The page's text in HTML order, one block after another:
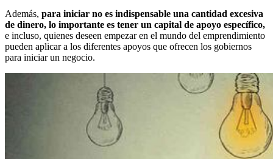
Además, para iniciar no es indispensable una cantidad excesiva
de dinero, lo importante es tener un capital de apoyo específico,
e incluso, quienes deseen empezar en el mundo del emprendimiento
pueden aplicar a los diferentes apoyos que ofrecen los gobiernos
para iniciar un negocio.